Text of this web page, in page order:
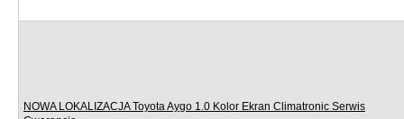
NOWA LOKALIZACJA Toyota Aygo 1.0 Kolor Ekran Climatronic Serwis